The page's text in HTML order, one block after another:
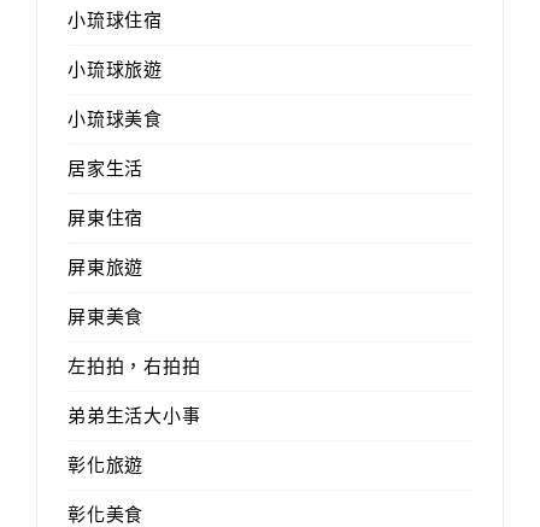
小琉球住宿
小琉球旅遊
小琉球美食
居家生活
屏東住宿
屏東旅遊
屏東美食
左拍拍，右拍拍
弟弟生活大小事
彰化旅遊
彰化美食